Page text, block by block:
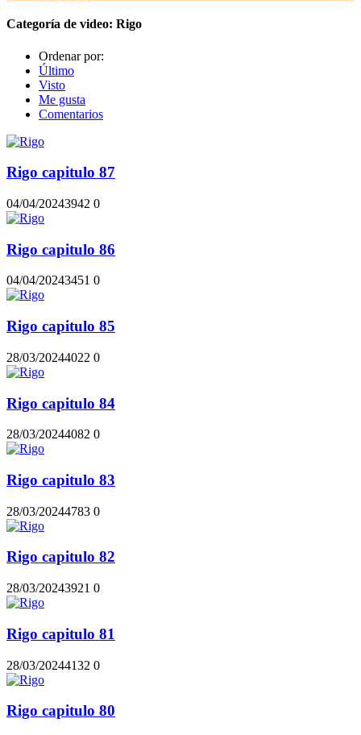
Categoría de video: Rigo
Ordenar por:
Último
Visto
Me gusta
Comentarios
Rigo capitulo 87
04/04/20243942 0
Rigo capitulo 86
04/04/20243451 0
Rigo capitulo 85
28/03/20244022 0
Rigo capitulo 84
28/03/20244082 0
Rigo capitulo 83
28/03/20244783 0
Rigo capitulo 82
28/03/20243921 0
Rigo capitulo 81
28/03/20244132 0
Rigo capitulo 80